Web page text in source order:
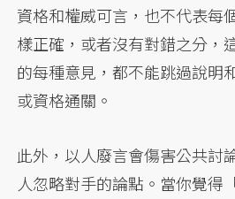
資格和權威可言，也不代表每
樣正確，或者沒有對錯之分，
的每種意見，都不能跳過說明
或資格通關。
此外，以人廢言會傷害公共討
人忽略對手的論點。當你覺得